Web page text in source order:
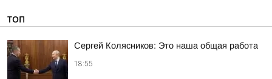
ТОП
Сергей Колясников: Это наша общая работа
18:55